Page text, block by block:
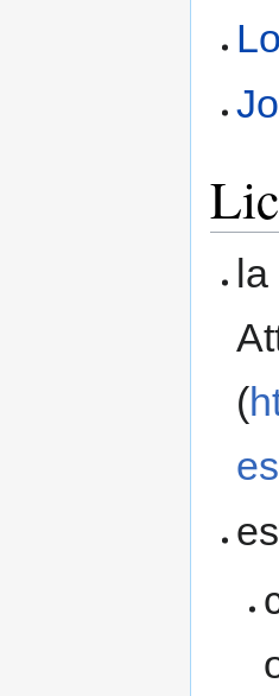
la
(
es